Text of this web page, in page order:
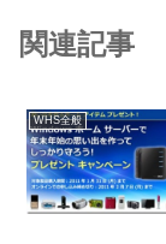
関連記事
WHS全般